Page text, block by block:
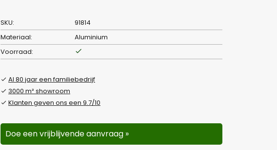
SKU:
91814
Materiaal:
Aluminium
Voorraad:
Al 80 jaar een familiebedrijf
3000 m² showroom
Klanten geven ons een 9.7/10
Doe een vrijblijvende aanvraag »